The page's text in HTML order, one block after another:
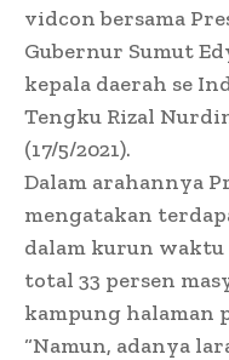
vidcon bersama
Gubernur Sumut
kepala daerah se
Tengku Rizal
(17/5/2021).
Dalam arahannya
mengatakan
dalam kurun waktu
total 33 persen
kampung halaman
“Namun, adanya